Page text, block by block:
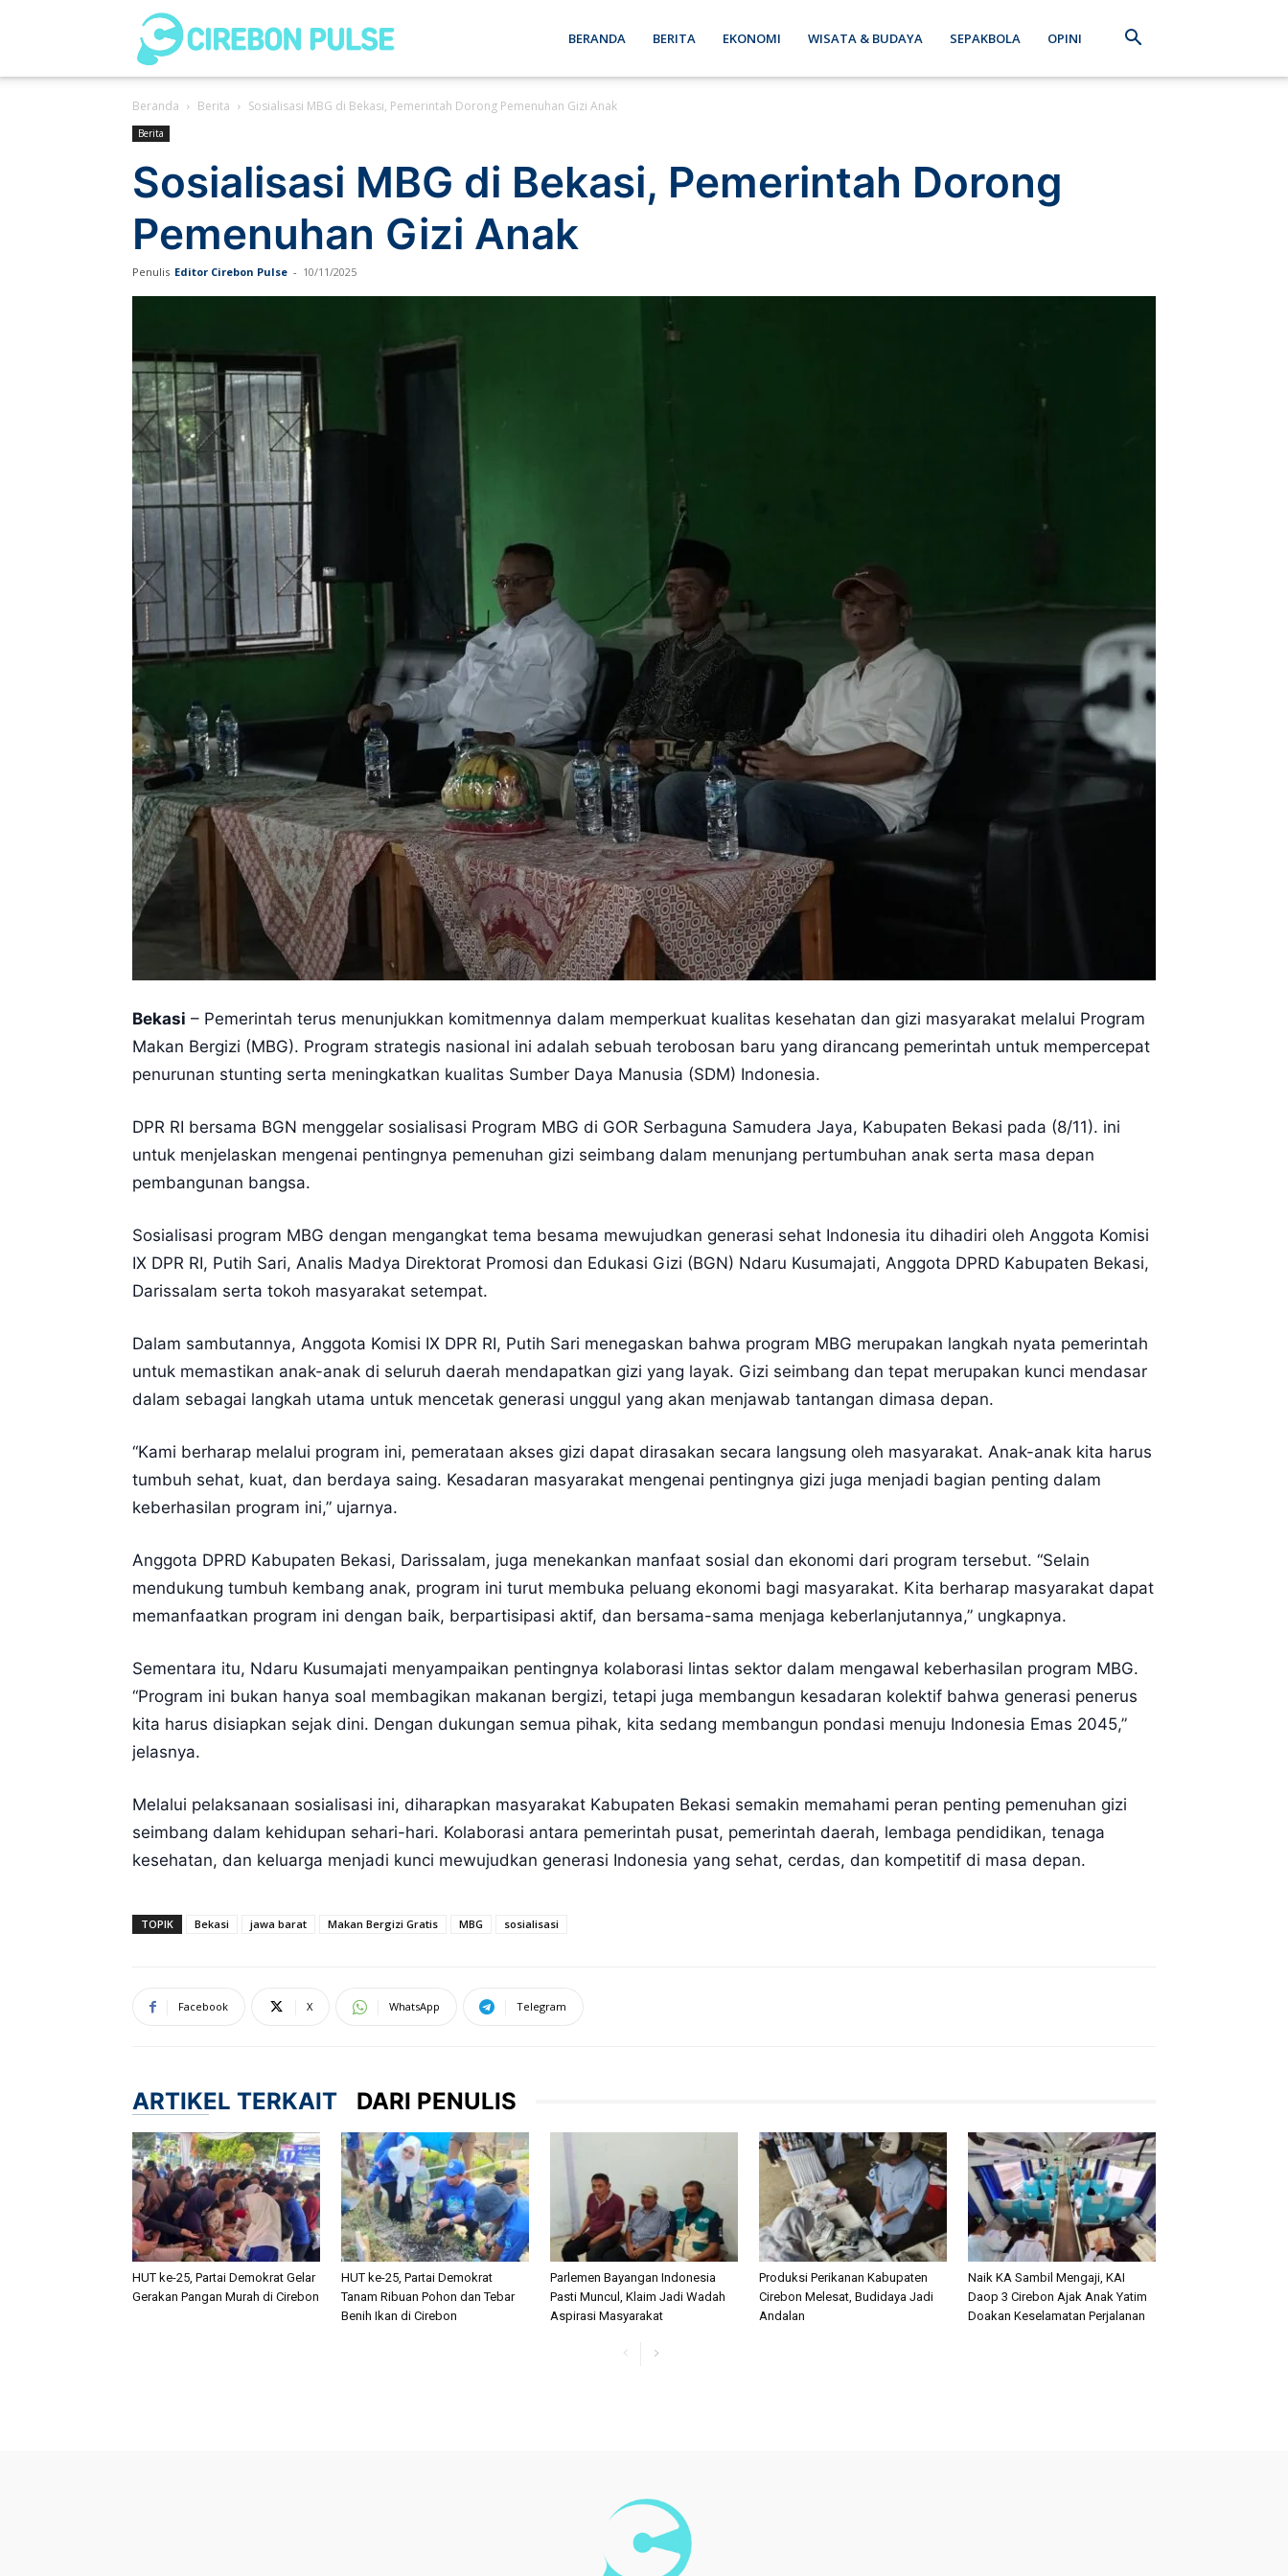
Pulse
BERANDA BERITA EKONOMI WISATA & BUDAYA SEPAKBOLA OPINI
Beranda Berita Sosialisasi MBG di Bekasi, Pemerintah Dorong Pemenuhan Gizi Anak
Berita
Sosialisasi MBG di Bekasi, Pemerintah Dorong
Pemenuhan Gizi Anak
Penulis Editor Cirebon Pulse - 10/11/2025
Bekasi – Pemerintah terus menunjukkan komitmennya dalam memperkuat kualitas kesehatan dan gizi masyarakat melalui Program
Makan Bergizi (MBG). Program strategis nasional ini adalah sebuah terobosan baru yang dirancang pemerintah untuk mempercepat
penurunan stunting serta meningkatkan kualitas Sumber Daya Manusia (SDM) Indonesia.
DPR RI bersama BGN menggelar sosialisasi Program MBG di GOR Serbaguna Samudera Jaya, Kabupaten Bekasi pada (8/11). ini
untuk menjelaskan mengenai pentingnya pemenuhan gizi seimbang dalam menunjang pertumbuhan anak serta masa depan
pembangunan bangsa.
Sosialisasi program MBG dengan mengangkat tema besama mewujudkan generasi sehat Indonesia itu dihadiri oleh Anggota Komisi
IX DPR RI, Putih Sari, Analis Madya Direktorat Promosi dan Edukasi Gizi (BGN) Ndaru Kusumajati, Anggota DPRD Kabupaten Bekasi,
Darissalam serta tokoh masyarakat setempat.
Dalam sambutannya, Anggota Komisi IX DPR RI, Putih Sari menegaskan bahwa program MBG merupakan langkah nyata pemerintah
untuk memastikan anak-anak di seluruh daerah mendapatkan gizi yang layak. Gizi seimbang dan tepat merupakan kunci mendasar
dalam sebagai langkah utama untuk mencetak generasi unggul yang akan menjawab tantangan dimasa depan.
“Kami berharap melalui program ini, pemerataan akses gizi dapat dirasakan secara langsung oleh masyarakat. Anak-anak kita harus
tumbuh sehat, kuat, dan berdaya saing. Kesadaran masyarakat mengenai pentingnya gizi juga menjadi bagian penting dalam
keberhasilan program ini,” ujarnya.
Anggota DPRD Kabupaten Bekasi, Darissalam, juga menekankan manfaat sosial dan ekonomi dari program tersebut. “Selain
mendukung tumbuh kembang anak, program ini turut membuka peluang ekonomi bagi masyarakat. Kita berharap masyarakat dapat
memanfaatkan program ini dengan baik, berpartisipasi aktif, dan bersama-sama menjaga keberlanjutannya,” ungkapnya.
Sementara itu, Ndaru Kusumajati menyampaikan pentingnya kolaborasi lintas sektor dalam mengawal keberhasilan program MBG.
“Program ini bukan hanya soal membagikan makanan bergizi, tetapi juga membangun kesadaran kolektif bahwa generasi penerus
kita harus disiapkan sejak dini. Dengan dukungan semua pihak, kita sedang membangun pondasi menuju Indonesia Emas 2045,”
jelasnya.
Melalui pelaksanaan sosialisasi ini, diharapkan masyarakat Kabupaten Bekasi semakin memahami peran penting pemenuhan gizi
seimbang dalam kehidupan sehari-hari. Kolaborasi antara pemerintah pusat, pemerintah daerah, lembaga pendidikan, tenaga
kesehatan, dan keluarga menjadi kunci mewujudkan generasi Indonesia yang sehat, cerdas, dan kompetitif di masa depan.
TOPIK Bekasi jawa barat Makan Bergizi Gratis MBG sosialisasi
Facebook X WhatsApp Telegram
ARTIKEL TERKAIT DARI PENULIS
HUT ke-25, Partai Demokrat Gelar
Gerakan Pangan Murah di Cirebon
HUT ke-25, Partai Demokrat
Tanam Ribuan Pohon dan Tebar
Benih Ikan di Cirebon
Parlemen Bayangan Indonesia
Pasti Muncul, Klaim Jadi Wadah
Aspirasi Masyarakat
Produksi Perikanan Kabupaten
Cirebon Melesat, Budidaya Jadi
Andalan
Naik KA Sambil Mengaji, KAI
Daop 3 Cirebon Ajak Anak Yatim
Doakan Keselamatan Perjalanan